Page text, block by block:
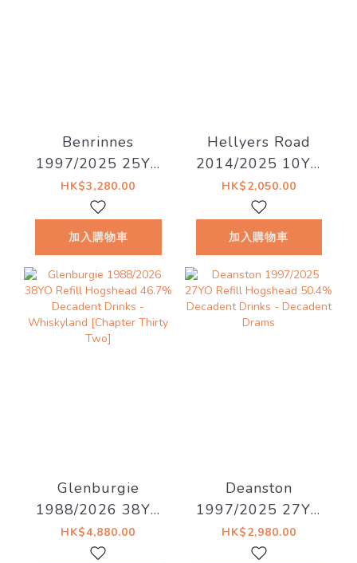
Benrinnes
1997/2025 25YO
47.3% LMDW
Artist #15 The
Dark Side of the
HK$3,280.00
加入購物車
Hellyers Road
2014/2025 10YO
Oloroso Sherry
#14129.09 58.1%
La Maison du
HK$2,050.00
加入購物車
Glenburgie
1988/2026 38YO
Refill Hogshead
46.7% Decadent
HK$4,880.00
Deanston
1997/2025 27YO
Refill Hogshead
50.4% Decadent
HK$2,980.00